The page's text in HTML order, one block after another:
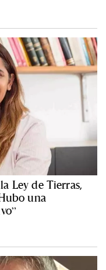
Ley de Tierras,
una